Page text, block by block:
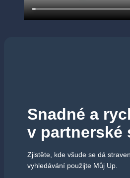
Snadné a
v partnerské
Zjistěte, kde všude se dá
vyhledávání použijte Můj Up.